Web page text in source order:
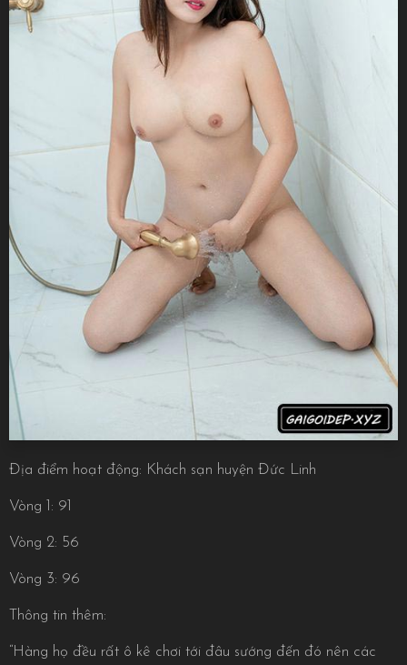
Địa điểm hoạt động: Khách sạn huyện Đức Linh
Vòng 1: 91
Vòng 2: 56
Vòng 3: 96
Thông tin thêm:
“Hàng họ đều rất ô kê chơi tới đâu sướng đến đó nên các